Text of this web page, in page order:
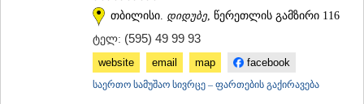
თბილისი. დიდუბე , წერეთლის გამზირი 116
ტელ: (595) 49 99 93
website email map facebook
საერთო სამუშაო სივრცე – ფართების გაქირავება